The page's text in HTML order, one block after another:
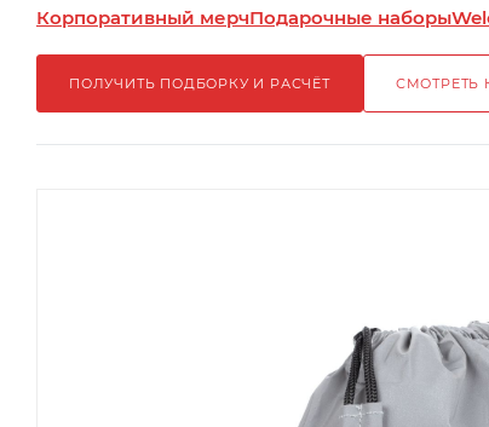
Корпоративный мерчПодарочные наборы
ПОЛУЧИТЬ ПОДБОРКУ И РАСЧЁТ СМОТРЕТЬ